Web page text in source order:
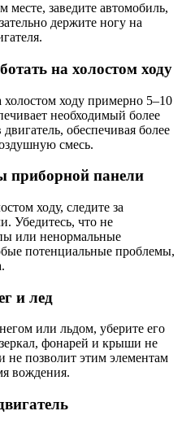
заведите автомобиль,
держите ногу на
на холостом ходу
холостом ходу примерно 5–10
необходимый более
обеспечивая более
смесь.
приборной панели
ходу, следите за
Убедитесь, что не
или ненормальные
потенциальные проблемы,
и лед
или льдом, уберите его
фонарей и крыши не
не позволит этим элементам
вождения.